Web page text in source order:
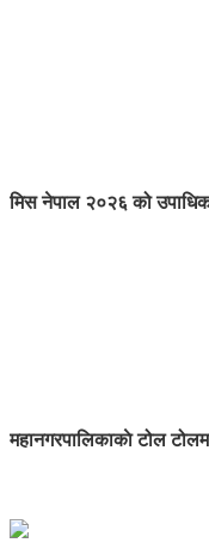
मिस नेपाल २०२६ को उपाधिका
महानगरपालिकाकाे टोल